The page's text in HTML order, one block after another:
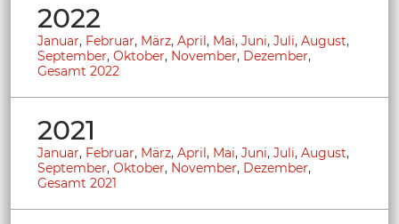
2022
Januar, Februar, März, April, Mai, Juni, Juli, August,
September, Oktober, November, Dezember,
Gesamt 2022
2021
Januar, Februar, März, April, Mai, Juni, Juli, August,
September, Oktober, November, Dezember,
Gesamt 2021